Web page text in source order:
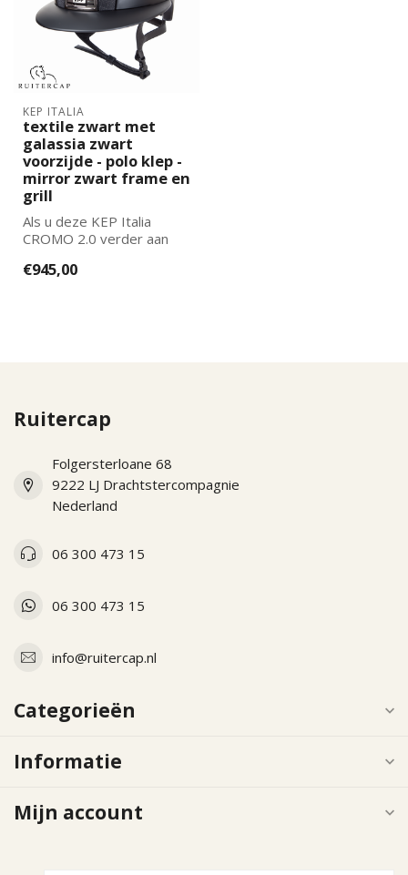
KEP ITALIA
textile zwart met
galassia zwart
voorzijde - polo klep -
mirror zwart frame en
grill
Als u deze KEP Italia
CROMO 2.0 verder aan
wensen kun...
€945,00
Ruitercap
Folgersterloane 68
9222 LJ Drachtstercompagnie
Nederland
06 300 473 15
06 300 473 15
info@ruitercap.nl
Categorieën
Informatie
Mijn account